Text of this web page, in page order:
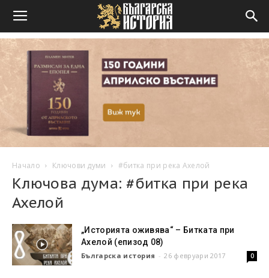
Начало Ключови думи #битка при река Ахелой
Ключова дума: #битка при река
Ахелой
„Историята оживява“ – Битката при
Ахелой (епизод 08)
Българска история - 26 февруари 2017 0